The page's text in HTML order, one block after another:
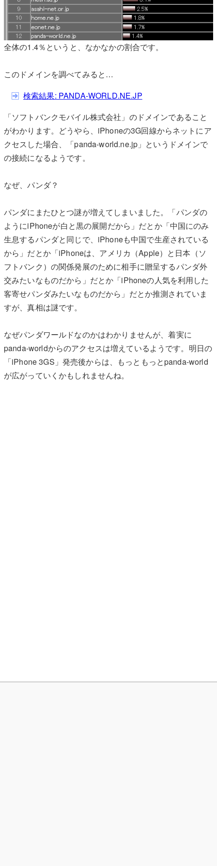
全体の1.4％というと、なかなかの割合です。
このドメインを調べてみると…
検索結果: PANDA-WORLD.NE.JP
「ソフトバンクモバイル株式会社」のドメインであること
がわかります。どうやら、iPhoneの3G回線からネットにア
クセスした場合、「panda-world.ne.jp」というドメインで
の接続になるようです。
なぜ、パンダ？
パンダにまたひとつ謎が増えてしまいました。「パンダの
ようにiPhoneが白と黒の展開だから」だとか「中国にのみ
生息するパンダと同じで、iPhoneも中国で生産されている
から」だとか「iPhoneは、アメリカ（Apple）と日本（ソ
フトバンク）の関係発展のために相手に贈呈するパンダ外
交みたいなものだから」だとか「iPhoneの人気を利用した
客寄せパンダみたいなものだから」だとか推測されていま
すが、真相は謎です。
なぜパンダワールドなのかはわかりませんが、着実に
panda-worldからのアクセスは増えているようです。明日の
「iPhone 3GS」発売後からは、もっともっとpanda-world
が広がっていくかもしれませんね。